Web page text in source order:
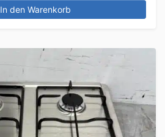
In den Warenkorb